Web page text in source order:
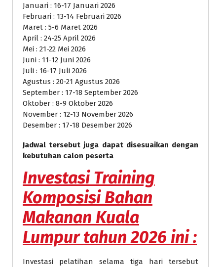
Januari : 16-17 Januari 2026
Februari : 13-14 Februari 2026
Maret : 5-6 Maret 2026
April : 24-25 April 2026
Mei : 21-22 Mei 2026
Juni : 11-12 Juni 2026
Juli : 16-17 Juli 2026
Agustus : 20-21 Agustus 2026
September : 17-18 September 2026
Oktober : 8-9 Oktober 2026
November : 12-13 November 2026
Desember : 17-18 Desember 2026
Jadwal tersebut juga dapat disesuaikan dengan
kebutuhan calon peserta
Investasi Training
Komposisi Bahan
Makanan Kuala
Lumpurtahun 2026 ini :
Investasi pelatihan selama tiga hari tersebut